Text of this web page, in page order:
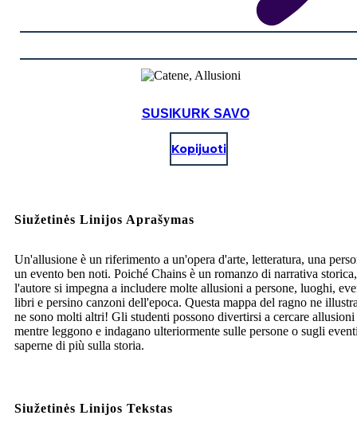
SUSIKURK SAVO
Kopijuoti
Siužetinės Linijos Aprašymas
Un'allusione è un riferimento a un'opera d'arte, letteratura, una
un evento ben noti. Poiché Chains è un romanzo di narrativa storica,
l'autore si impegna a includere molte allusioni a persone, luoghi,
libri e persino canzoni dell'epoca. Questa mappa del ragno ne
ne sono molti altri! Gli studenti possono divertirsi a cercare allusioni
mentre leggono e indagano ulteriormente sulle persone o sugli
saperne di più sulla storia.
Siužetinės Linijos Tekstas